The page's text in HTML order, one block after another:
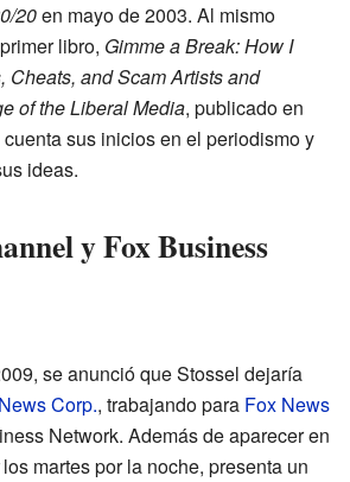
20en mayo de 2003. Al mismo
libro, Gimme a Break: How I
Cheats, and Scam Artists and
of the Liberal Media, publicado en
sus inicios en el periodismo y
ideas.
y Fox Business
se anunció que Stossel dejaría
News Corp., trabajando para Fox News
Network. Además de aparecer en
los martes por la noche, presenta un